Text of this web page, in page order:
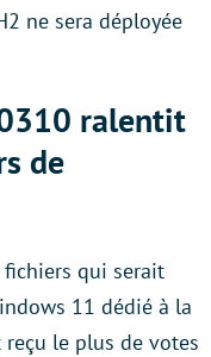
ne sera déployée
ralentit
de
fichiers qui serait
11 dédié à la
le plus de votes